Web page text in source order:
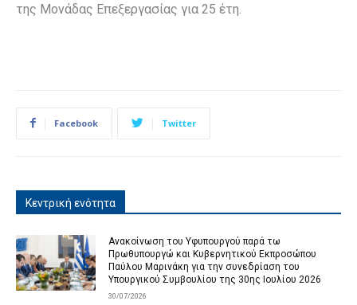
της Μονάδας Επεξεργασίας για 25 έτη.
Facebook Twitter
Κεντρική ενότητα
Ανακοίνωση του Υφυπουργού παρά τω
Πρωθυπουργώ και Κυβερνητικού Εκπροσώπου
Παύλου Μαρινάκη για την συνεδρίαση του
Υπουργικού Συμβουλίου της 30ης Ιουλίου 2026
30/07/2026